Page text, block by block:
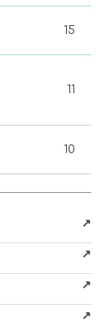
15
11
10